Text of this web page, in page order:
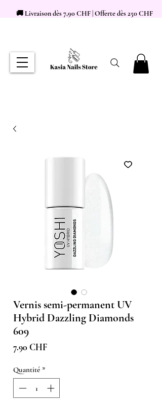
🚚 Livraison dès 7,90 CHF | Offerte dès 250 CHF
Vernis semi-permanent UV
Hybrid Dazzling Diamonds
609
7.90 CHFPrix
Quantité *